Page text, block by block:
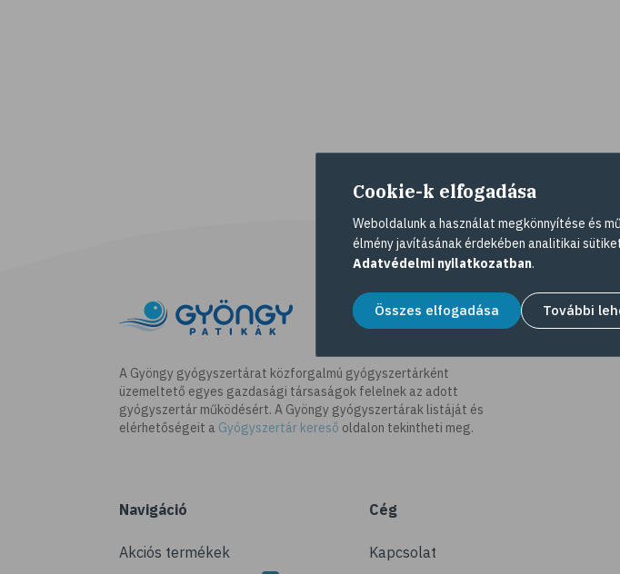
A Gyöngy gyógyszertárat közforgalmú gyógyszertárként
üzemeltető egyes gazdasági társaságok felelnek az adott
gyógyszertár működésért. A Gyöngy gyógyszertárak listáját és
elérhetőségeit a Gyógyszertár kereső oldalon tekintheti meg.
Navigáció
Akciós termékek
Cég
Kapcsolat
Cookie-k elfogadása
Weboldalunk a használat megkönnyítése és
élmény javításának érdekében analitikai
Adatvédelmi nyilatkozatban.
Összes elfogadása További